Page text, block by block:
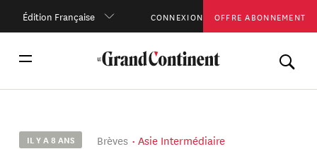
Édition Française CONNEXION OFFRE ABONNEMENT
IL Y A 8 ANS Brèves Asie Intermédiaire